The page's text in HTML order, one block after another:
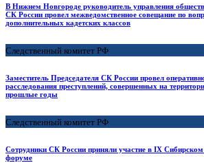
В Нижнем Новгороде руководитель управления
СК России провел межведомственное совещание по
дополнительных кадетских классов
Следственный комитет РФ
Заместитель Председателя СК России провел
расследования преступлений, совершенных на
прошлые годы
Следственный комитет РФ
Сотрудники СК России приняли участие в IX
форуме